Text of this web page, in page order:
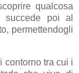
qualcosa
poi al
permettendogli
contorno tra cui i